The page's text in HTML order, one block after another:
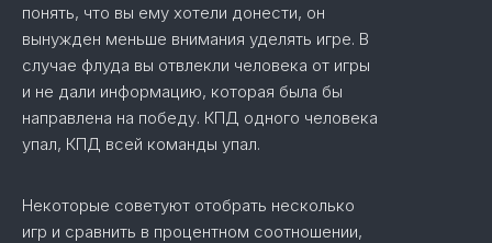
понять, что вы ему хотели донести, он
вынужден меньше внимания уделять игре. В
случае флуда вы отвлекли человека от игры
и не дали информацию, которая была бы
направлена на победу. КПД одного человека
упал, КПД всей команды упал.
Некоторые советуют отобрать несколько
игр и сравнить в процентном соотношении,